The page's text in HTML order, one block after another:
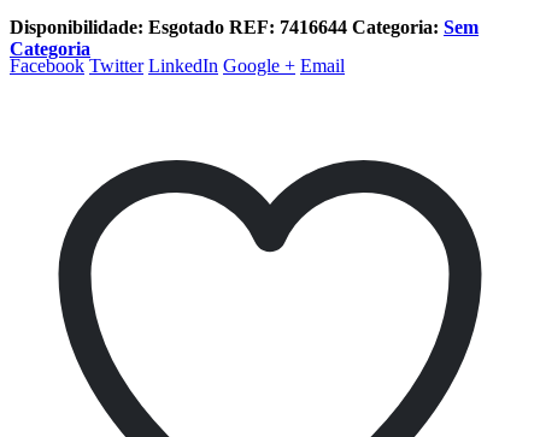
Disponibilidade: Esgotado REF: 7416644 Categoria: Sem
Categoria
Facebook Twitter LinkedIn Google + Email